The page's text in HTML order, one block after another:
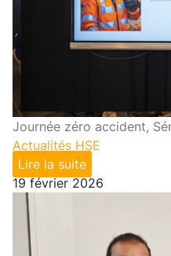
Journée zéro accident,
Actualités HSE
Lire la suite
19 février 2026